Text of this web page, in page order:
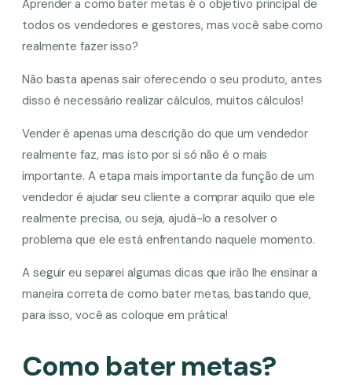
Aprender a como bater metas é o objetivo principal de
todos os vendedores e gestores, mas você sabe como
realmente fazer isso?
Não basta apenas sair oferecendo o seu produto, antes
disso é necessário realizar cálculos, muitos cálculos!
Vender é apenas uma descrição do que um vendedor
realmente faz, mas isto por si só não é o mais
importante. A etapa mais importante da função de um
vendedor é ajudar seu cliente a comprar aquilo que ele
realmente precisa, ou seja, ajudá-lo a resolver o
problema que ele está enfrentando naquele momento.
A seguir eu separei algumas dicas que irão lhe ensinar a
maneira correta de como bater metas, bastando que,
para isso, você as coloque em prática!
Como bater metas?